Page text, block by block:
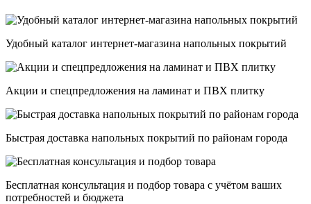
Удобный каталог интернет-магазина напольных покрытий
Акции и спецпредложения на ламинат и ПВХ плитку
Быстрая доставка напольных покрытий по районам города
Бесплатная консультация и подбор товара с учётом ваших
потребностей и бюджета